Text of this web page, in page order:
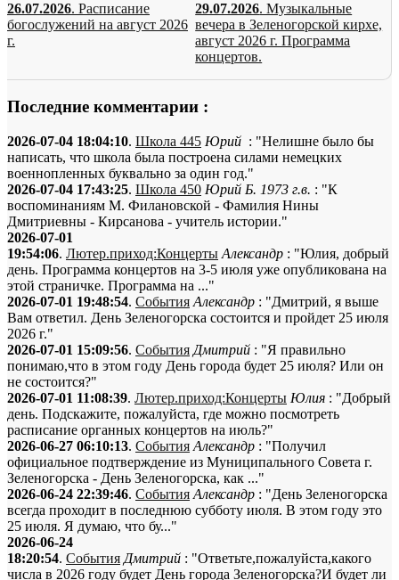
26.07.2026. Расписание
богослужений на август 2026
г.
29.07.2026. Музыкальные
вечера в Зеленогорской кирхе,
август 2026 г. Программа
концертов.
Последние комментарии :
2026-07-04 18:04:10. Школа 445 Юрий : "Нелишне было бы
написать, что школа была построена силами немецких
военнопленных буквально за один год."
2026-07-04 17:43:25. Школа 450 Юрий Б. 1973 г.в. : "К
воспоминаниям М. Филановской - Фамилия Нины
Дмитриевны - Кирсанова - учитель истории."
2026-07-01
19:54:06. Лютер.приход:Концерты Александр : "Юлия, добрый
день. Программа концертов на 3-5 июля уже опубликована на
этой страничке. Программа на ..."
2026-07-01 19:48:54. События Александр : "Дмитрий, я выше
Вам ответил. День Зеленогорска состоится и пройдет 25 июля
2026 г."
2026-07-01 15:09:56. События Дмитрий : "Я правильно
понимаю,что в этом году День города будет 25 июля? Или он
не состоится?"
2026-07-01 11:08:39. Лютер.приход:Концерты Юлия : "Добрый
день. Подскажите, пожалуйста, где можно посмотреть
расписание органных концертов на июль?"
2026-06-27 06:10:13. События Александр : "Получил
официальное подтверждение из Муниципального Совета г.
Зеленогорска - День Зеленогорска, как ..."
2026-06-24 22:39:46. События Александр : "День Зеленогорска
всегда проходит в последнюю субботу июля. В этом году это
25 июля. Я думаю, что бу..."
2026-06-24
18:20:54. События Дмитрий : "Ответьте,пожалуйста,какого
числа в 2026 году будет День города Зеленогорска?И будет ли